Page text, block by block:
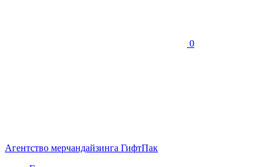
0
Агентство мерчандайзинга ГифтПак